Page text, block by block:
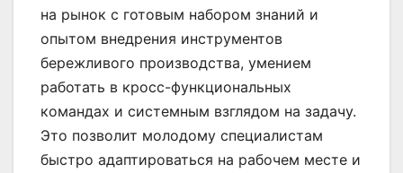
на рынок с готовым набором знаний и
опытом внедрения инструментов
бережливого производства, умением
работать в кросс-функциональных
командах и системным взглядом на задачу.
Это позволит молодому специалистам
быстро адаптироваться на рабочем месте и